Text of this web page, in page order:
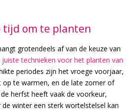
tijd om te planten
grotendeels af van de keuze van
technieken voor het planten van
periodes zijn het vroege voorjaar,
op te warmen, en de late zomer of
herfst heeft vaak de voorkeur,
winter een sterk wortelstelsel kan